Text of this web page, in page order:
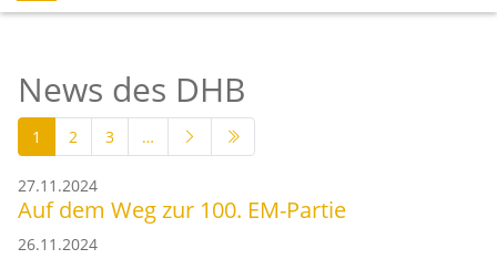
News des DHB
1 2 3 …
27.11.2024
Auf dem Weg zur 100. EM-Partie
26.11.2024